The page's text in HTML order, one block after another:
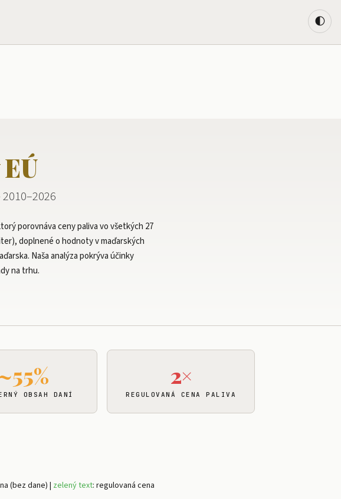
🌓
porovnáva ceny paliva vo všetkých 27
doplnené o hodnoty v maďarských
Naša analýza pokrýva účinky
na trhu.
OBSAH DANÍ
2×
REGULOVANÁ CENA PALIVA
(bez dane) | zelený text: regulovaná cena